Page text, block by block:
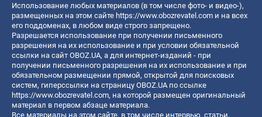
Использование любых материалов (в том числе фото- и видео-),
размещенных на этом сайте https://www.obozrevatel.com и на всех
его поддоменах, в любом виде строго запрещено.
Разрешается использование при получении письменного
разрешения на их использование и при условии обязательной
ссылки на сайт OBOZ.UA, а для интернет-изданий - при
получении письменного разрешения на их использование и при
обязательном размещении прямой, открытой для поисковых
систем, гиперссылки на страницу OBOZ.UA по ссылке
https://www.obozrevatel.com, на которой размещен оригинальный
материал в первом абзаце материала.
Все материалы на этом сайте, в том числе интервью, статьи,